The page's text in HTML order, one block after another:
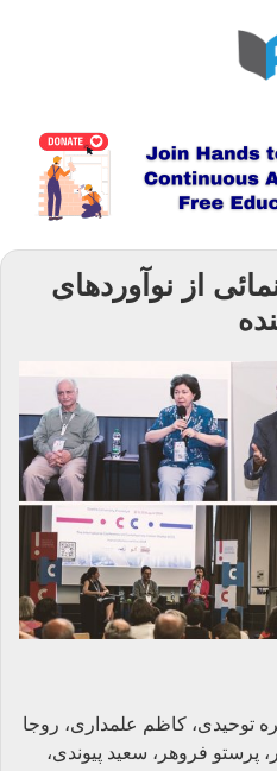
از نوآوردهای
توحیدی، کاظم علمداری،‌ روجا
پرستو فروهر، سعید پیوندی،